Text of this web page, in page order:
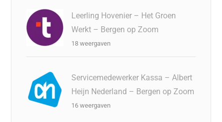
Leerling Hovenier – Het Groen
Werkt – Bergen op Zoom
18 weergaven
Servicemedewerker Kassa – Albert
Heijn Nederland – Bergen op Zoom
16 weergaven